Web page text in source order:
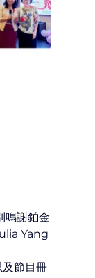
鳴謝鉑金
Yang
節目冊